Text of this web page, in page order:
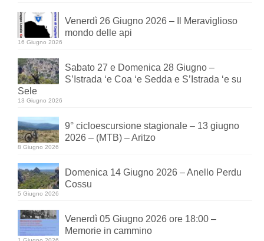
Venerdì 26 Giugno 2026 – Il Meraviglioso
mondo delle api
16 Giugno 2026
Sabato 27 e Domenica 28 Giugno –
S’Istrada ‘e Coa ‘e Sedda e S’Istrada ‘e su
Sele
13 Giugno 2026
9° cicloescursione stagionale – 13 giugno
2026 – (MTB) – Aritzo
8 Giugno 2026
Domenica 14 Giugno 2026 – Anello Perdu
Cossu
5 Giugno 2026
Venerdì 05 Giugno 2026 ore 18:00 –
Memorie in cammino